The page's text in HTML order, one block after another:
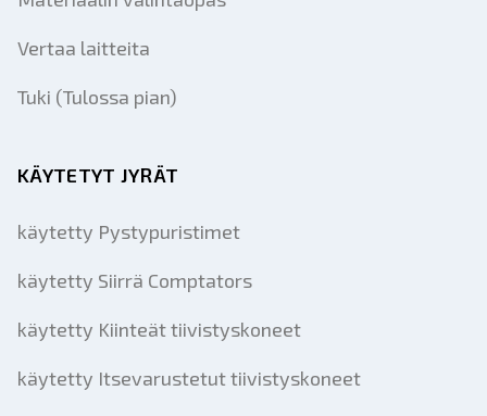
Vertaa laitteita
Tuki (Tulossa pian)
KÄYTETYT JYRÄT
käytetty Pystypuristimet
käytetty Siirrä Comptators
käytetty Kiinteät tiivistyskoneet
käytetty Itsevarustetut tiivistyskoneet